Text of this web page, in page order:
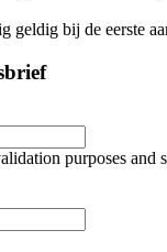
geldig bij de eerste
purposes and